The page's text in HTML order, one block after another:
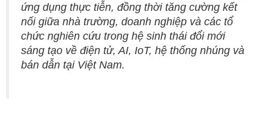
ứng dụng thực tiễn, đồng thời tăng cường kết
nối giữa nhà trường, doanh nghiệp và các tổ
chức nghiên cứu trong hệ sinh thái đổi mới
sáng tạo về điện tử, AI, IoT, hệ thống nhúng và
bán dẫn tại Việt Nam.